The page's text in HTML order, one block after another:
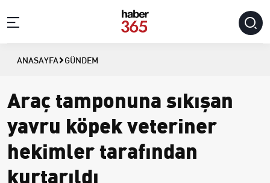
ANASAYFA GÜNDEM
Araç tamponuna sıkışan
yavru köpek veteriner
hekimler tarafından
kurtarıldı